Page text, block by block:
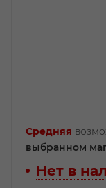
Средняя
выбранном
Нет в